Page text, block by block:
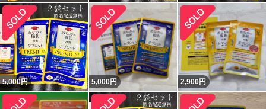
5,000円 5,000円 2,900円